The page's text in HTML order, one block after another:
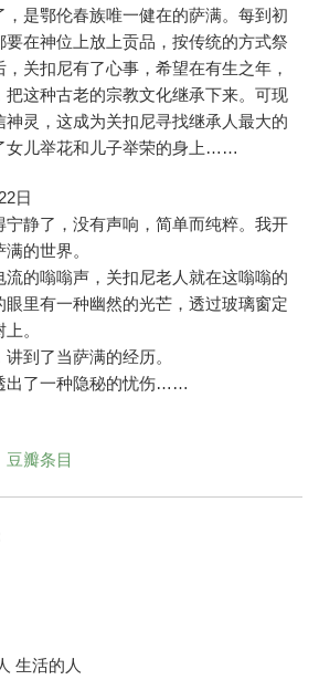
，是鄂伦春族唯一健在的萨满。每到初
在神位上放上贡品，按传统的方式祭
关扣尼有了心事，希望在有生之年，
这种古老的宗教文化继承下来。可现
灵，这成为关扣尼寻找继承人最大的
女儿举花和儿子举荣的身上……
日
宁静了，没有声响，简单而纯粹。我开
的世界。
的嗡嗡声，关扣尼老人就在这嗡嗡的
里有一种幽然的光芒，透过玻璃窗定
。
到了当萨满的经历。
出了一种隐秘的忧伤……
豆瓣条目
生活的人